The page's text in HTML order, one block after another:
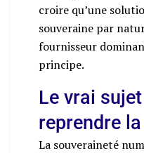
croire qu’une
souveraine par
fournisseur
principe.
Le vrai
reprendre
La souveraineté